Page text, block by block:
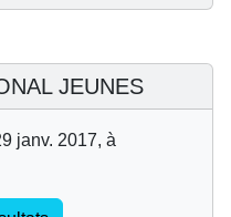
JEUNES
janv. 2017, à